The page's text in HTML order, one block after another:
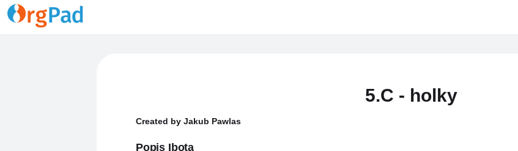
5.C - holky
Created by Jakub Pawlas
Popis Ibota